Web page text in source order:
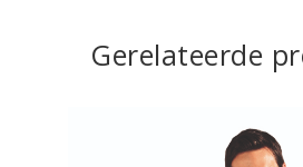
Gerelateerde